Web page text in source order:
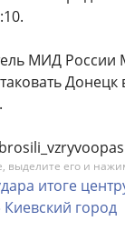
МИД России
выделите его и
итоге
Киевский город